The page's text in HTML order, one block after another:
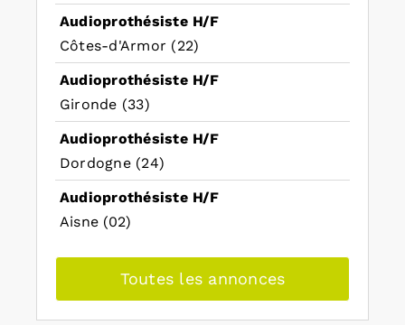
Audioprothésiste H/F
Côtes-d'Armor (22)
Audioprothésiste H/F
Gironde (33)
Audioprothésiste H/F
Dordogne (24)
Audioprothésiste H/F
Aisne (02)
Toutes les annonces